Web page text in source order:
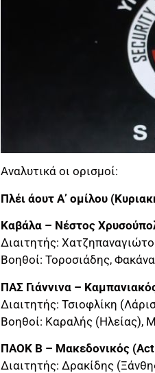
Αναλυτικά οι ορισμοί:
Πλέι άουτ Α’ ομίλου
Καβάλα – Νέστος
Διαιτητής:
Βοηθοί: Τοροσιάδης,
ΠΑΣ Γιάννινα –
Διαιτητής: Τσιοφλίκη
Βοηθοί: Καραλής (Ηλείας),
ΠΑΟΚ Β – Μακεδονικός
Διαιτητής: Δρακίδης